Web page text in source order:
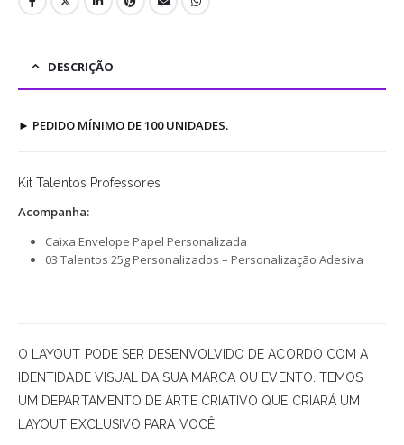
DESCRIÇÃO
► PEDIDO MÍNIMO DE 100 UNIDADES.
Kit Talentos Professores
Acompanha:
Caixa Envelope Papel Personalizada
03 Talentos 25g Personalizados – Personalização Adesiva
O LAYOUT PODE SER DESENVOLVIDO DE ACORDO COM A
IDENTIDADE VISUAL DA SUA MARCA OU EVENTO. TEMOS
UM DEPARTAMENTO DE ARTE CRIATIVO QUE CRIARÁ UM
LAYOUT EXCLUSIVO PARA VOCÊ!